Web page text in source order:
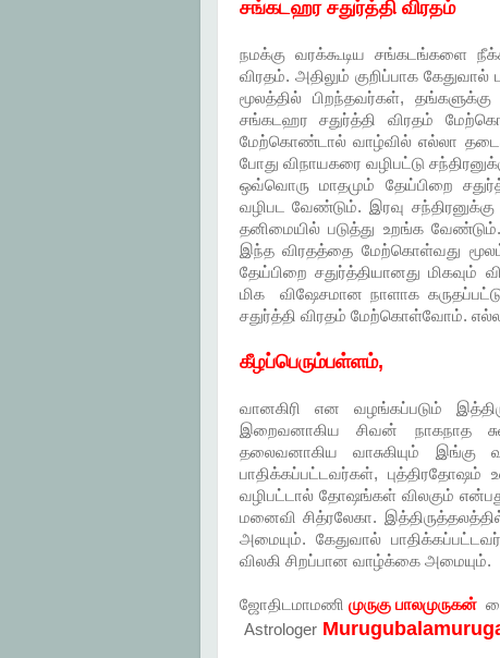
சங்கடஹர சதுர்த்தி விரதம்
நமக்கு வரக்கூடிய சங்கடங்களை
விரதம். அதிலும் குறிப்பாக
மூலத்தில் பிறந்தவர்கள்,
சங்கடஹர சதுர்த்தி விரதம்
மேற்கொண்டால் வாழ்வில் எல்லா
போது விநாயகரை வழிபட்டு
ஒவ்வொரு மாதமும் தேய்பிறை
வழிபட வேண்டும். இரவு
தனிமையில் படுத்து உறங்க
இந்த விரதத்தை மேற்கொள்வது
தேய்பிறை சதுர்த்தியானது
மிக விஷேசமான நாளாக
சதுர்த்தி விரதம் மேற்கொள்வோம்.
கீழப்பெரும்பள்ளம்,
வானகிரி என வழங்கப்படும்
இறைவனாகிய சிவன் நாகநாத
தலைவனாகிய வாசுகியும்
பாதிக்கப்பட்டவர்கள்,
வழிபட்டால் தோஷங்கள் விலகும்
மனைவி சித்ரலேகா.
அமையும். கேதுவால்
விலகி சிறப்பான வாழ்க்கை அமையும்.
ஜோதிடமாமணி முருகு பாலமுருகன்
Astrologer